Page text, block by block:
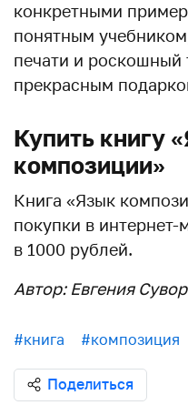
конкретными
понятным
печати и
прекрасным
Купить книгу
композиции»
Книга «Язык
покупки в интернет-
в 1000 рублей.
Автор: Евгения
#книга #композиция
Поделиться